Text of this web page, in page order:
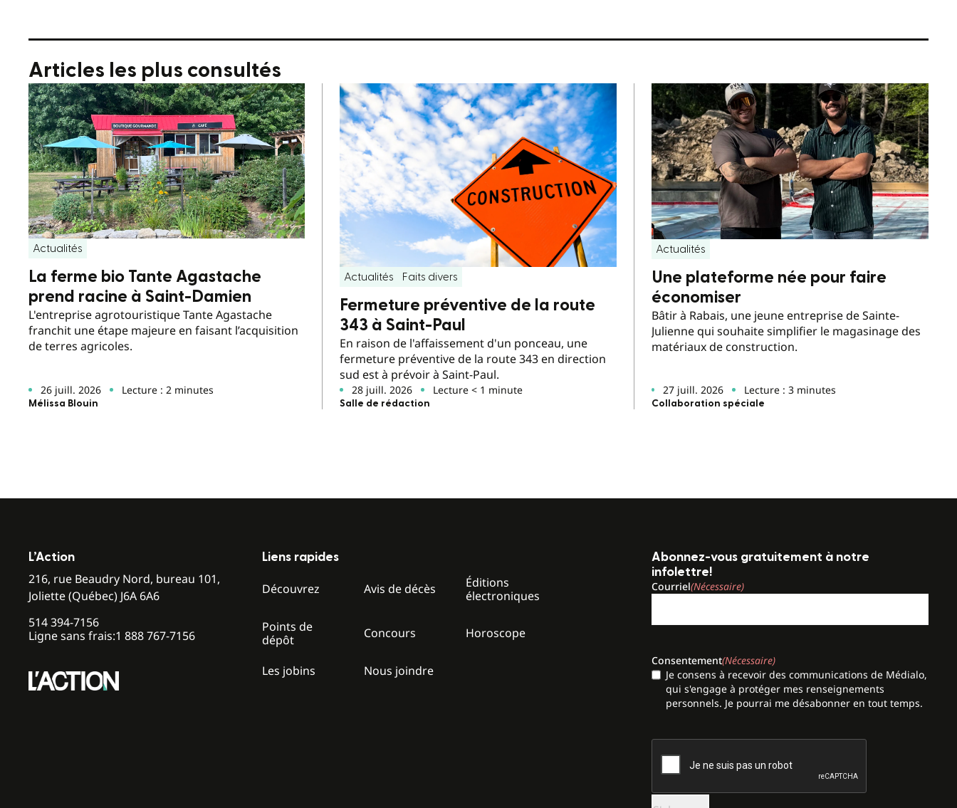
Articles les plus consultés
Actualités
La ferme bio Tante Agastache
prend racine à Saint-Damien
L'entreprise agrotouristique Tante Agastache
franchit une étape majeure en faisant l’acquisition
de terres agricoles.
26 juill. 2026 Lecture : 2 minutes
Mélissa Blouin
Actualités Faits divers
Fermeture préventive de la route
343 à Saint-Paul
En raison de l'affaissement d'un ponceau, une
fermeture préventive de la route 343 en direction
sud est à prévoir à Saint-Paul.
28 juill. 2026 Lecture < 1 minute
Salle de rédaction
Actualités
Une plateforme née pour faire
économiser
Bâtir à Rabais, une jeune entreprise de Sainte-
Julienne qui souhaite simplifier le magasinage des
matériaux de construction.
27 juill. 2026 Lecture : 3 minutes
Collaboration spéciale
L’Action
216, rue Beaudry Nord, bureau 101,
Joliette (Québec) J6A 6A6
514 394-7156
Ligne sans frais:1 888 767-7156
Liens rapides
Découvrez Avis de décès
Éditions
électroniques
Points de
dépôt
Concours Horoscope
Les jobins Nous joindre
Abonnez-vous gratuitement à notre
infolettre!
Courriel(Nécessaire)
Consentement(Nécessaire)
Je consens à recevoir des communications de Médialo,
qui s'engage à protéger mes renseignements
personnels. Je pourrai me désabonner en tout temps.
CAPTCHA